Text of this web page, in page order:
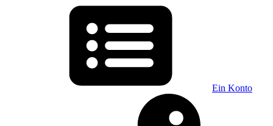
Ein Konto